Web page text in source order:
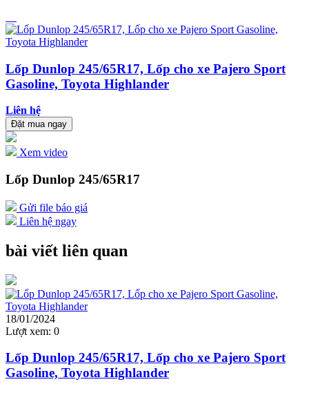
Lốp Dunlop 245/65R17, Lốp cho xe Pajero Sport
Gasoline, Toyota Highlander
Liên hệ
Đặt mua ngay
Xem video
Lốp Dunlop 245/65R17
Gửi file báo giá
Liên hệ ngay
bài viết liên quan
18/01/2024
Lượt xem: 0
Lốp Dunlop 245/65R17, Lốp cho xe Pajero Sport
Gasoline, Toyota Highlander